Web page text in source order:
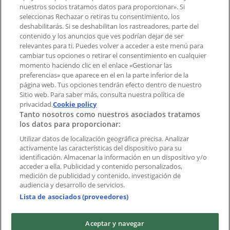
¿Encontraste un problema en la web o en la
aplicación?
Índices
Marcas
Marcas locales
Negocios
Negocios cercanos
Productos
Productos locales
Ciudades
Descargar la APP Tiendeo
nuestros socios tratamos datos para proporcionar». Si
seleccionas Rechazar o retiras tu consentimiento, los
deshabilitarás. Si se deshabilitan los rastreadores, parte del
contenido y los anuncios que ves podrían dejar de ser
relevantes para ti. Puedes volver a acceder a este menú para
cambiar tus opciones o retirar el consentimiento en cualquier
momento haciendo clic en el enlace «Gestionar las
preferencias» que aparece en el en la parte inferior de la
página web. Tus opciones tendrán efecto dentro de nuestro
Sitio web. Para saber más, consulta nuestra política de
privacidad.Cookie policy
Tanto nosotros como nuestros asociados tratamos
los datos para proporcionar:
Utilizar datos de localización geográfica precisa. Analizar
activamente las características del dispositivo para su
identificación. Almacenar la información en un dispositivo y/o
acceder a ella. Publicidad y contenido personalizados,
medición de publicidad y contenido, investigación de
audiencia y desarrollo de servicios.
Lista de asociados (proveedores)
Aceptar y navegar